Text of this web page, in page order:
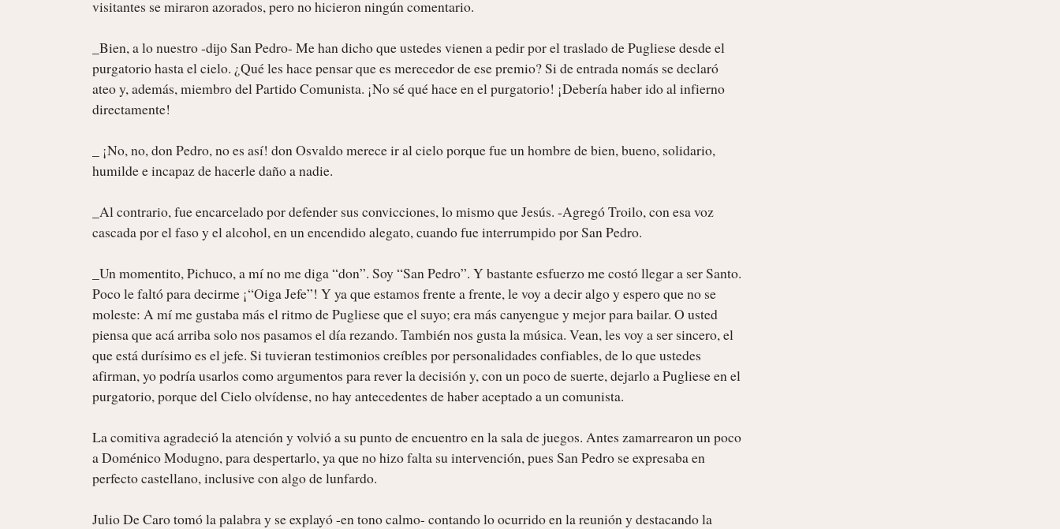
visitantes se miraron azorados, pero no hicieron ningún comentario.
_Bien, a lo nuestro -dijo San Pedro- Me han dicho que ustedes vienen a pedir por el traslado de Pugliese desde el
purgatorio hasta el cielo. ¿Qué les hace pensar que es merecedor de ese premio? Si de entrada nomás se declaró
ateo y, además, miembro del Partido Comunista. ¡No sé qué hace en el purgatorio! ¡Debería haber ido al infierno
directamente!
_ ¡No, no, don Pedro, no es así! don Osvaldo merece ir al cielo porque fue un hombre de bien, bueno, solidario,
humilde e incapaz de hacerle daño a nadie.
_Al contrario, fue encarcelado por defender sus convicciones, lo mismo que Jesús. -Agregó Troilo, con esa voz
cascada por el faso y el alcohol, en un encendido alegato, cuando fue interrumpido por San Pedro.
_Un momentito, Pichuco, a mí no me diga “don”. Soy “San Pedro”. Y bastante esfuerzo me costó llegar a ser Santo.
Poco le faltó para decirme ¡“Oiga Jefe”! Y ya que estamos frente a frente, le voy a decir algo y espero que no se
moleste: A mí me gustaba más el ritmo de Pugliese que el suyo; era más canyengue y mejor para bailar. O usted
piensa que acá arriba solo nos pasamos el día rezando. También nos gusta la música. Vean, les voy a ser sincero, el
que está durísimo es el jefe. Si tuvieran testimonios creíbles por personalidades confiables, de lo que ustedes
afirman, yo podría usarlos como argumentos para rever la decisión y, con un poco de suerte, dejarlo a Pugliese en el
purgatorio, porque del Cielo olvídense, no hay antecedentes de haber aceptado a un comunista.
La comitiva agradeció la atención y volvió a su punto de encuentro en la sala de juegos. Antes zamarrearon un poco
a Doménico Modugno, para despertarlo, ya que no hizo falta su intervención, pues San Pedro se expresaba en
perfecto castellano, inclusive con algo de lunfardo.
Julio De Caro tomó la palabra y se explayó -en tono calmo- contando lo ocurrido en la reunión y destacando la